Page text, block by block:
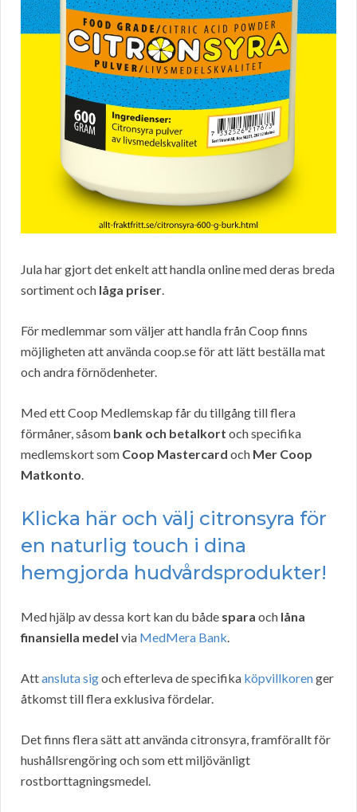
Jula har gjort det enkelt att handla online med deras breda
sortiment och låga priser
För medlemmar som väljer att handla från Coop finns
möjligheten att använda coop.se för att lätt beställa mat
och andra förnödenheter.
Med ett Coop Medlemskap får du tillgång till flera
förmåner, såsom bank och betalkort och specifika
medlemskort som Coop Mastercard och Mer Coop
Matkonto
Klicka här och välj citronsyra för
en naturlig touch i dina
hemgjorda hudvårdsprodukter!
Med hjälp av dessa kort kan du både spara och låna
finansiella medel via MedMera Bank
Attansluta sigoch efterleva de specifika köpvillkorenger
åtkomst till flera exklusiva fördelar.
Det finns flera sätt att använda citronsyra, framförallt för
hushållsrengöring och som ett miljövänligt
rostborttagningsmedel.